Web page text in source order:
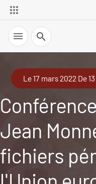
Recherche
Le 17 mars 2022 De
Jean
fichiers